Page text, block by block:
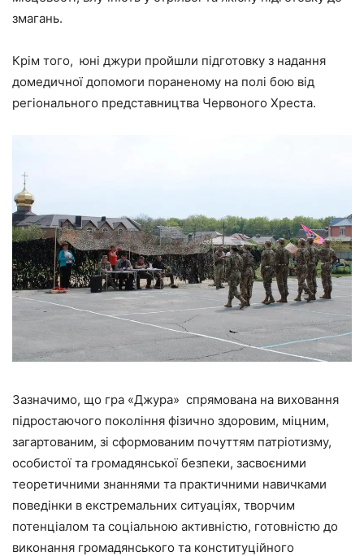
змагань.
Крім того, юні джури пройшли підготовку з надання
домедичної допомоги пораненому на полі бою від
регіонального представництва Червоного Хреста.
Зазначимо, що гра «Джура» спрямована на виховання
підростаючого покоління фізично здоровим, міцним,
загартованим, зі сформованим почуттям патріотизму,
особистої та громадянської безпеки, засвоєними
теоретичними знаннями та практичними навичками
поведінки в екстремальних ситуаціях, творчим
потенціалом та соціальною активністю, готовністю до
виконання громадянського та конституційного